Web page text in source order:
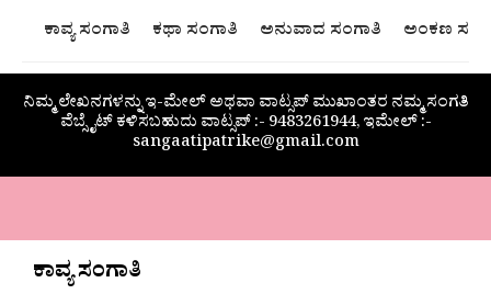
ಕಾವ್ಯ ಸಂಗಾತಿ ಕಥಾ ಸಂಗಾತಿ ಅನುವಾದ ಸಂಗಾತಿ ಅಂಕಣ
ನಿಮ್ಮ ಲೇಖನಗಳನ್ನು ಇ-ಮೇಲ್ ಅಥವಾ ವಾಟ್ಸಪ್ ಮುಖಾಂತರ ನಮ್ಮ ಸಂಗತಿ
ವೆಬ್ಸೈಟ್ ಕಳಿಸಬಹುದು ವಾಟ್ಸಪ್‌ :- 9483261944, ಇಮೇಲ್ :-
sangaatipatrike@gmail.com
ಕಾವ್ಯ ಸಂಗಾತಿ